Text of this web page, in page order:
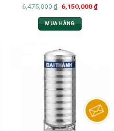
6,475,000₫ 6,150,000₫
MUA HÀNG